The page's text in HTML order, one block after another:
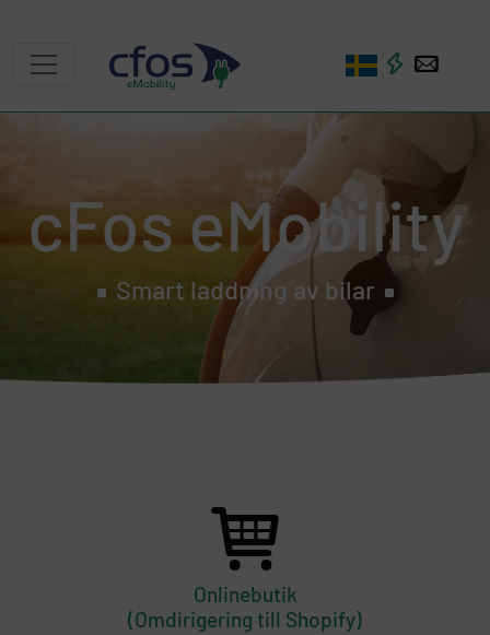
cFos eMobility
Smart laddning av bilar
Onlinebutik
(Omdirigering till Shopify)